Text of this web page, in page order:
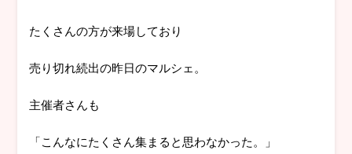
たくさんの方が来場しており
売り切れ続出の昨日のマルシェ。
主催者さんも
「こんなにたくさん集まると思わなかった。」